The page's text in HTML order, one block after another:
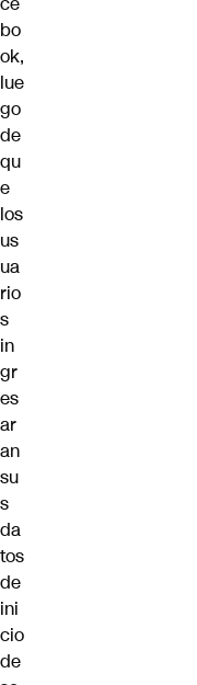
bo
ok,
lue
go
de
qu
e
los
us
ua
rio
s
in
gr
es
ar
an
su
s
da
tos
de
ini
cio
de